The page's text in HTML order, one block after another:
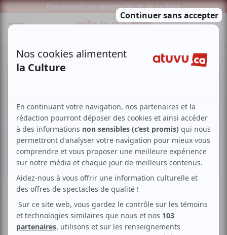
Passionnés de spectacles et de culture
Musique Gospel
Mike Kalambay